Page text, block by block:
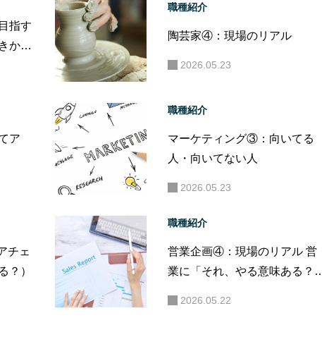
指す
か
職種紹介
陶芸家④：現場のリアル
2026.05.23
ア
職種紹介
マーケティング③：向いてる
人・向いてない人
2026.05.23
チェ
？）
職種紹介
営業企画④：現場のリアル 営
業に「それ、やる意味ある？
2026.05.22